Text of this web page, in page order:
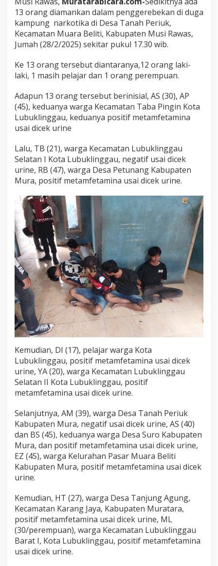
n
g
g
e
r
e
e
k
D
i
d
a
K
a
m
p
n
b
a
d
i
D
e
s
a
a
a
h
P
r
i
u
13 orang diamankan dalam penggerebekan di duga
kampung narkotika di Desa Tanah Periuk,
Kecamatan Muara Beliti, Kabupaten Musi Rawas,
Jumah (28/2/2025) sekitar pukul 17.30 wib.
Ke 13 orang tersebut diantaranya,12 orang laki-
laki, 1 masih pelajar dan 1 orang perempuan.
Adapun 13 orang tersebut berinisial, AS (30), AP
(45), keduanya warga Kecamatan Taba Pingin Kota
Lubuklinggau, keduanya positif metamfetamina
usai dicek urine
Lalu, TB (21), warga Kecamatan Lubuklinggau
Selatan I Kota Lubuklinggau, negatif usai dicek
urine, RB (47), warga Desa Petunang Kabupaten
Mura, positif metamfetamina usai dicek urine.
Kemudian, DI (17), pelajar warga Kota
Lubuklinggau, positif metamfetamina usai dicek
urine, YA (20), warga Kecamatan Lubuklinggau
Selatan II Kota Lubuklinggau, positif
metamfetamina usai dicek urine.
Selanjutnya, AM (39), warga Desa Tanah Periuk
Kabupaten Mura, negatif usai dicek urine, AS (40)
dan BS (45), keduanya warga Desa Suro Kabupaten
Mura, dan positif metamfetamina usai dicek urine,
EZ (45), warga Kelurahan Pasar Muara Beliti
Kabupaten Mura, positif metamfetamina usai dicek
urine.
Kemudian, HT (27), warga Desa Tanjung Agung,
Kecamatan Karang Jaya, Kabupaten Muratara,
positif metamfetamina usai dicek urine, ML
(30/perempuan), warga Kecamatan Lubuklinggau
Barat I, Kota Lubuklinggau, positif metamfetamina
usai dicek urine.